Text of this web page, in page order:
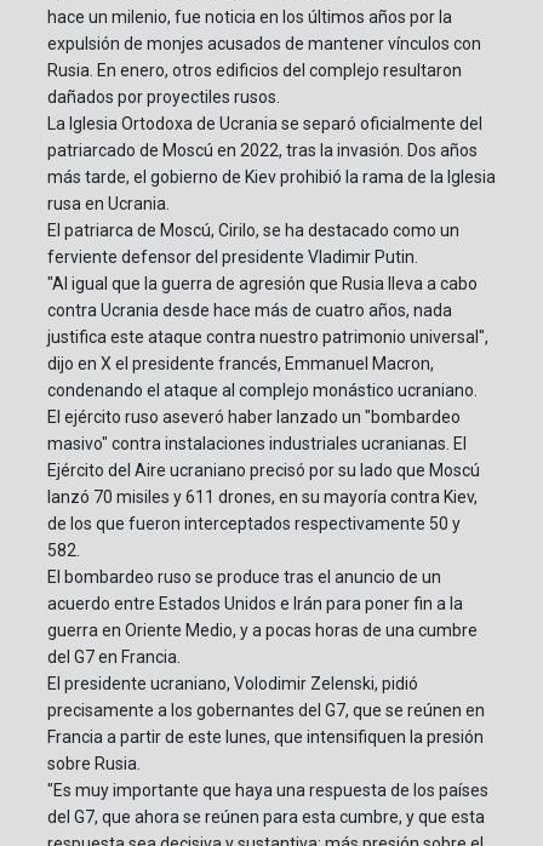
hace un milenio, fue noticia en los últimos años por la
expulsión de monjes acusados de mantener vínculos con
Rusia. En enero, otros edificios del complejo resultaron
dañados por proyectiles rusos.
La Iglesia Ortodoxa de Ucrania se separó oficialmente del
patriarcado de Moscú en 2022, tras la invasión. Dos años
más tarde, el gobierno de Kiev prohibió la rama de la Iglesia
rusa en Ucrania.
El patriarca de Moscú, Cirilo, se ha destacado como un
ferviente defensor del presidente Vladimir Putin.
"Al igual que la guerra de agresión que Rusia lleva a cabo
contra Ucrania desde hace más de cuatro años, nada
justifica este ataque contra nuestro patrimonio universal",
dijo en X el presidente francés, Emmanuel Macron,
condenando el ataque al complejo monástico ucraniano.
El ejército ruso aseveró haber lanzado un "bombardeo
masivo" contra instalaciones industriales ucranianas. El
Ejército del Aire ucraniano precisó por su lado que Moscú
lanzó 70 misiles y 611 drones, en su mayoría contra Kiev,
de los que fueron interceptados respectivamente 50 y
582.
El bombardeo ruso se produce tras el anuncio de un
acuerdo entre Estados Unidos e Irán para poner fin a la
guerra en Oriente Medio, y a pocas horas de una cumbre
del G7 en Francia.
El presidente ucraniano, Volodimir Zelenski, pidió
precisamente a los gobernantes del G7, que se reúnen en
Francia a partir de este lunes, que intensifiquen la presión
sobre Rusia.
"Es muy importante que haya una respuesta de los países
del G7, que ahora se reúnen para esta cumbre, y que esta